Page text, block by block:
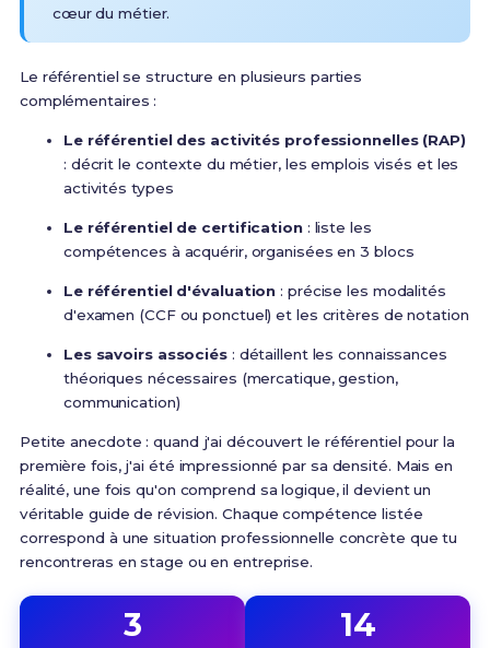
cœur du métier.
Le référentiel se structure en plusieurs parties
complémentaires :
Le référentiel des activités professionnelles (RAP)
: décrit le contexte du métier, les emplois visés et les
activités types
Le référentiel de certification: liste les
compétences à acquérir, organisées en 3 blocs
Le référentiel d'évaluation : précise les modalités
d'examen (CCF ou ponctuel) et les critères de notation
Les savoirs associés: détaillent les connaissances
théoriques nécessaires (mercatique, gestion,
communication)
Petite anecdote : quand j'ai découvert le référentiel pour la
première fois, j'ai été impressionné par sa densité. Mais en
réalité, une fois qu'on comprend sa logique, il devient un
véritable guide de révision. Chaque compétence listée
correspond à une situation professionnelle concrète que tu
rencontreras en stage ou en entreprise.
3 14